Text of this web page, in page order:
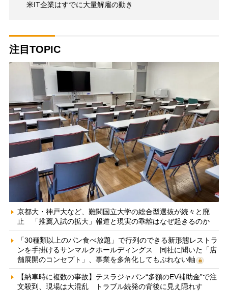
米IT企業はすでに大量解雇の動き
注目TOPIC
京都大・神戸大など、難関国立大学の総合型選抜が続々と廃
止 「推薦入試の拡大」報道と現実の乖離はなぜ起きるのか
「30種類以上のパン食べ放題」で行列のできる新形態レストラ
ンを手掛けるサンマルクホールディングス 同社に聞いた「店
舗展開のコンセプト」、事業を多角化してもぶれない軸
【納車時に複数の事故】テスラジャパン“多額のEV補助金”で注
文殺到、現場は大混乱 トラブル続発の背後に見え隠れす